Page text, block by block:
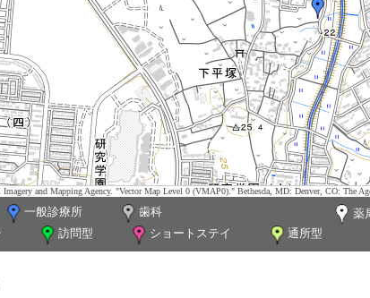
and Mapping Agency. "Vector Map Level 0 (VMAP0)." Bethesda, MD: Denver, CO: The
一般診療所 歯科
薬
訪問型 ショートステイ 通所型